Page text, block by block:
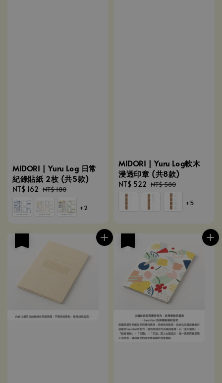
MIDORI | Yuru Log 日常
紀錄貼紙 2枚 (共5款)
Sale
price
NT$ 162 Regular
NT$ 180
+2
MIDORI | Yuru Log軟木
浸透印章 (共8款)
Sale
price
NT$ 522 Regular
NT$ 580
+5